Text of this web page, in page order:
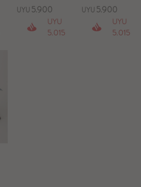
UYU 5.900
UYU
5.015
UYU 5.900
UYU
5.015